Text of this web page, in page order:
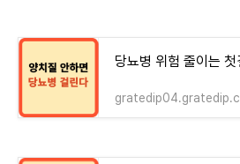
당뇨병 위험 줄이는